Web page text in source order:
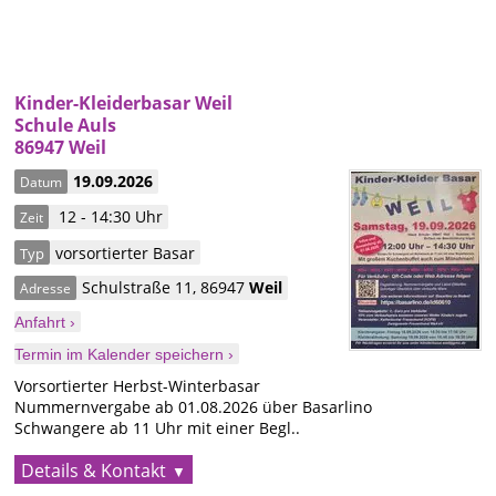
Kinder-Kleiderbasar Weil
Schule Auls
86947 Weil
Datum 19.09.2026
Zeit 12 - 14:30 Uhr
Typ vorsortierter Basar
Adresse Schulstraße 11,86947Weil
Anfahrt ›
Termin im Kalender speichern ›
Vorsortierter Herbst-Winterbasar
Nummernvergabe ab 01.08.2026 über Basarlino
Schwangere ab 11 Uhr mit einer Begl..
Details & Kontakt